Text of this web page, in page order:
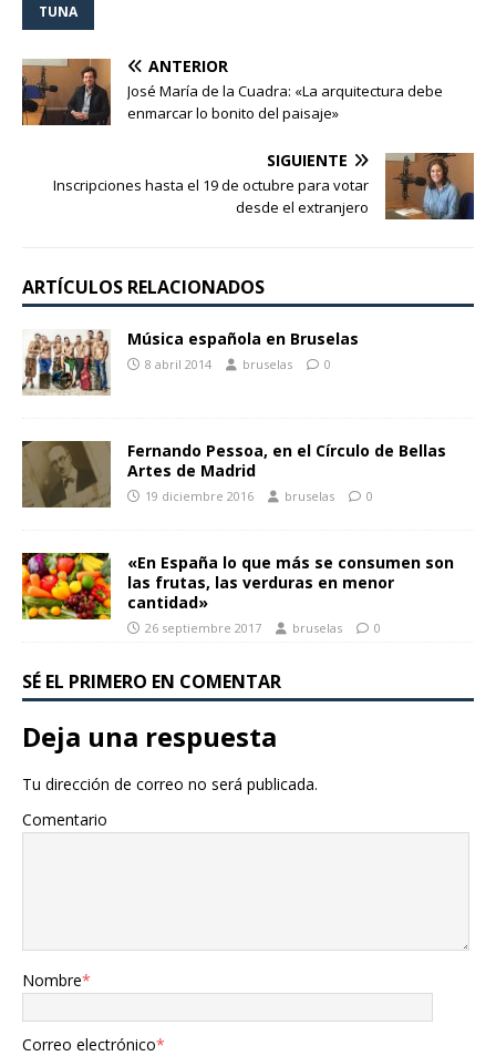
TUNA
ANTERIOR
José María de la Cuadra: «La arquitectura debe
enmarcar lo bonito del paisaje»
SIGUIENTE
Inscripciones hasta el 19 de octubre para votar
desde el extranjero
ARTÍCULOS RELACIONADOS
Música española en Bruselas
8 abril 2014 bruselas 0
Fernando Pessoa, en el Círculo de Bellas
Artes de Madrid
19 diciembre 2016 bruselas 0
«En España lo que más se consumen son
las frutas, las verduras en menor
cantidad»
26 septiembre 2017 bruselas 0
SÉ EL PRIMERO EN COMENTAR
Deja una respuesta
Tu dirección de correo no será publicada.
Comentario
Nombre*
Correo electrónico*